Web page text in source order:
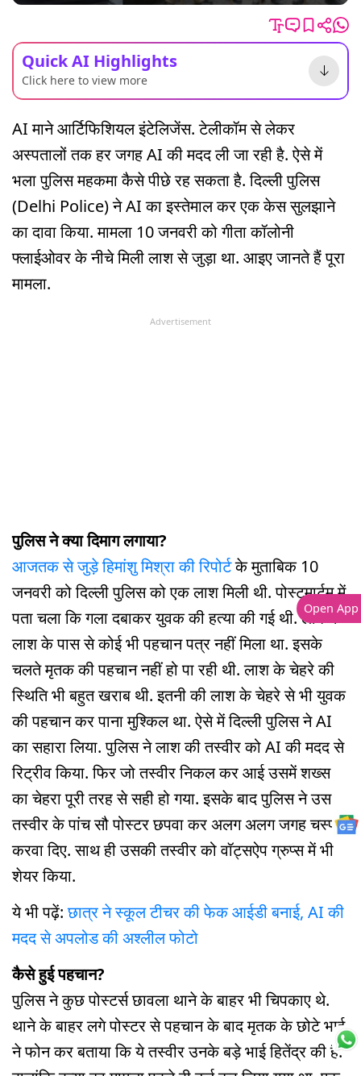
Quick AI Highlights
Click here to view more
AI माने आर्टिफिशियल इंटेलिजेंस. टेलीकॉम से लेकर
अस्पतालों तक हर जगह AI की मदद ली जा रही है. ऐसे में
भला पुलिस महकमा कैसे पीछे रह सकता है. दिल्ली पुलिस
(Delhi Police) ने AI का इस्तेमाल कर एक केस सुलझाने
का दावा किया. मामला 10 जनवरी को गीता कॉलोनी
फ्लाईओवर के नीचे मिली लाश से जुड़ा था. आइए जानते हैं पूरा
मामला.
Advertisement
पुलिस ने क्या दिमाग लगाया?
आजतक से जुड़े हिमांशु मिश्रा की रिपोर्टके मुताबिक 10
जनवरी को दिल्ली पुलिस को एक लाश मिली थी. पोस्टमार्टम में
पता चला कि गला दबाकर युवक की हत्या की गई थी. लेकिन
लाश के पास से कोई भी पहचान पत्र नहीं मिला था. इसके
चलते मृतक की पहचान नहीं हो पा रही थी. लाश के चेहरे की
स्थिति भी बहुत खराब थी. इतनी की लाश के चेहरे से भी युवक
की पहचान कर पाना मुश्किल था. ऐसे में दिल्ली पुलिस ने AI
का सहारा लिया. पुलिस ने लाश की तस्वीर को AI की मदद से
रिट्रीव किया. फिर जो तस्वीर निकल कर आई उसमें शख्स
का चेहरा पूरी तरह से सही हो गया. इसके बाद पुलिस ने उस
तस्वीर के पांच सौ पोस्टर छपवा कर अलग अलग जगह चस्पा
करवा दिए. साथ ही उसकी तस्वीर को वॉट्सऐप ग्रुप्स में भी
शेयर किया.
ये भी पढ़ें:छात्र ने स्कूल टीचर की फेक आईडी बनाई, AI की
मदद से अपलोड की अश्लील फोटो
कैसे हुई पहचान?
पुलिस ने कुछ पोस्टर्स छावला थाने के बाहर भी चिपकाए थे.
थाने के बाहर लगे पोस्टर से पहचान के बाद मृतक के छोटे भाई
ने फोन कर बताया कि ये तस्वीर उनके बड़े भाई हितेंद्र की है.
Open App